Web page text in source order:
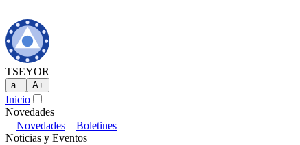
TSEYOR
a− A+
Inicio
Novedades
Novedades
Boletines
Noticias y Eventos